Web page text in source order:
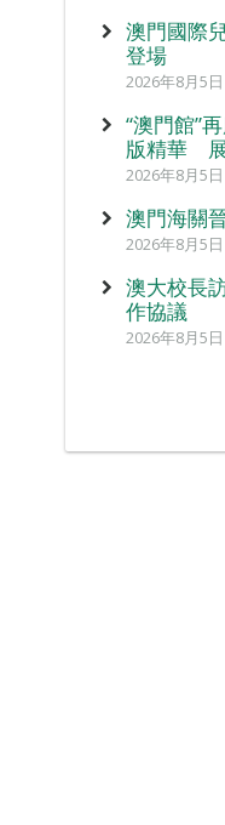
澳門國際
登場
2026年8月5
“澳門館”
版精華
2026年8月5
澳門海關
2026年8月5
澳大校長
作協議
2026年8月5